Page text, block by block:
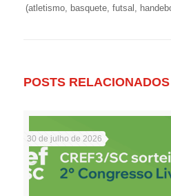
(atletismo, basquete, futsal,
POSTS RELACIONADOS
30 de julho de 2026